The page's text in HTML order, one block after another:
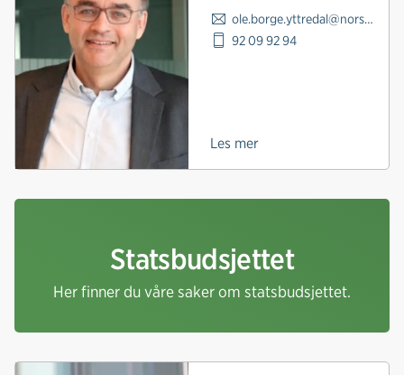
ole.borge.yttredal@norskindustri.no
92 09 92 94
Les mer
Statsbudsjettet
Her finner du våre saker om statsbudsjettet.